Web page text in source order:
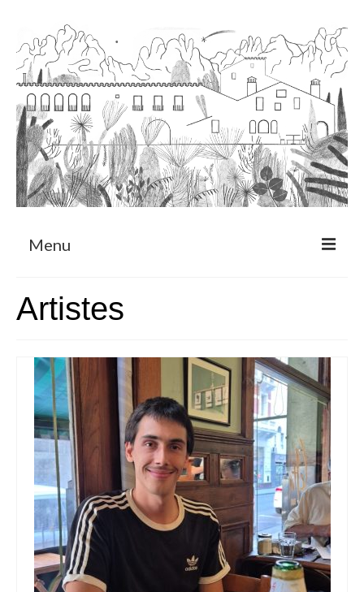
Menu
Programa de Residència
CRUCERO
Queda’t amb nosaltres
Arxiu
Contacte
Idioma:
Artistes